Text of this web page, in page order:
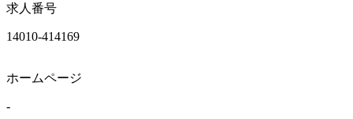
求人番号
14010-414169
ホームページ
-